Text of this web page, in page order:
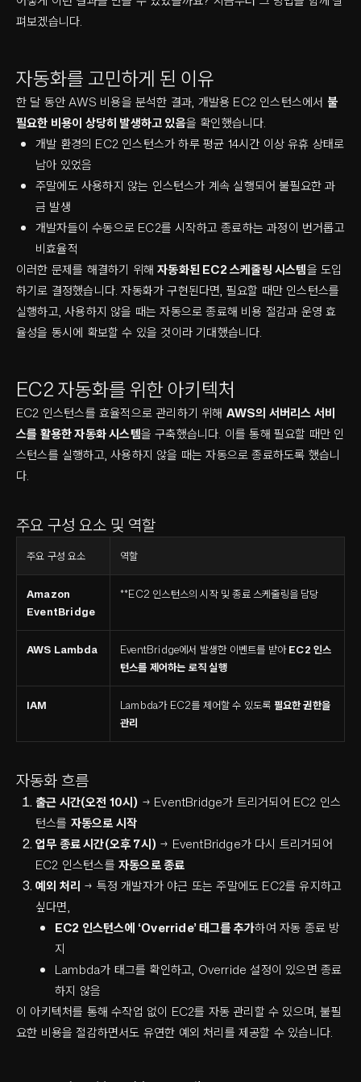
펴보겠습니다.
자동화를 고민하게 된 이유
한 달 동안 AWS 비용을 분석한 결과, 개발용 EC2 인스턴스에서 불
필요한 비용이 상당히 발생하고 있음을 확인했습니다.
개발 환경의 EC2 인스턴스가 하루 평균 14시간 이상 유휴 상태로
남아 있었음
주말에도 사용하지 않는 인스턴스가 계속 실행되어 불필요한 과
금 발생
개발자들이 수동으로 EC2를 시작하고 종료하는 과정이 번거롭고
비효율적
이러한 문제를 해결하기 위해자동화된 EC2 스케줄링 시스템을 도입
하기로 결정했습니다. 자동화가 구현된다면, 필요할 때만 인스턴스를
실행하고, 사용하지 않을 때는 자동으로 종료해 비용 절감과 운영 효
율성을 동시에 확보할 수 있을 것이라 기대했습니다.
EC2 자동화를 위한 아키텍처
EC2 인스턴스를 효율적으로 관리하기 위해 AWS의 서버리스 서비
스를 활용한 자동화 시스템을 구축했습니다. 이를 통해 필요할 때만 인
스턴스를 실행하고, 사용하지 않을 때는 자동으로 종료하도록 했습니
다.
주요 구성 요소 및 역할
주요 구성 요소 역할
Amazon
EventBridge
**EC2 인스턴스의 시작 및 종료 스케줄링을 담당
AWS Lambda EventBridge에서 발생한 이벤트를 받아EC2 인스
턴스를 제어하는 로직 실행
IAM Lambda가 EC2를 제어할 수 있도록 필요한 권한을
관리
자동화 흐름
출근 시간(오전 10시) → EventBridge가 트리거되어 EC2 인스
턴스를 자동으로 시작
업무 종료 시간(오후 7시) → EventBridge가 다시 트리거되어
EC2 인스턴스를 자동으로 종료
예외 처리 → 특정 개발자가 야근 또는 주말에도 EC2를 유지하고
싶다면,
EC2 인스턴스에 ‘Override’ 태그를 추가하여 자동 종료 방
지
Lambda가 태그를 확인하고, Override 설정이 있으면 종료
하지 않음
이 아키텍처를 통해 수작업 없이 EC2를 자동 관리할 수 있으며, 불필
요한 비용을 절감하면서도 유연한 예외 처리를 제공할 수 있습니다.